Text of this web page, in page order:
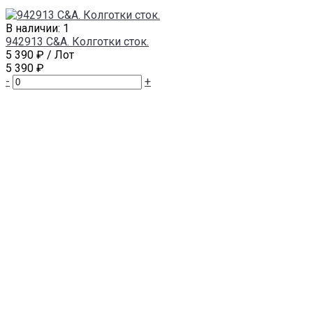
В наличии: 1
942913 C&A. Колготки сток.
5 390 ₽ / Лот
5 390 ₽
-
+